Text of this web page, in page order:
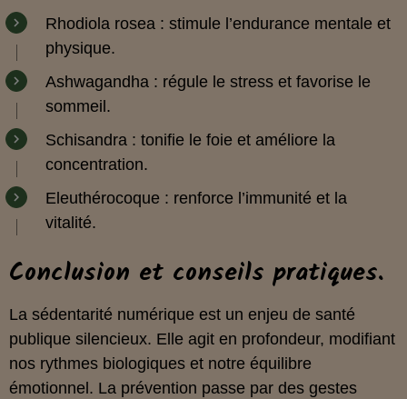
Rhodiola rosea : stimule l’endurance mentale et
physique.
Ashwagandha : régule le stress et favorise le
sommeil.
Schisandra : tonifie le foie et améliore la
concentration.
Eleuthérocoque : renforce l’immunité et la
vitalité.
Conclusion et conseils pratiques.
La sédentarité numérique est un enjeu de santé
publique silencieux. Elle agit en profondeur, modifiant
nos rythmes biologiques et notre équilibre
émotionnel. La prévention passe par des gestes